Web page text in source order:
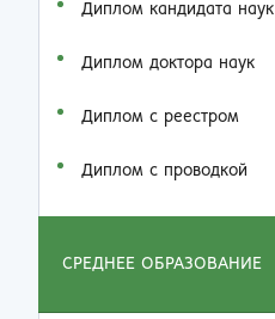
Диплом кандидата наук
Диплом доктора наук
Диплом с реестром
Диплом с проводкой
СРЕДНЕЕ ОБРАЗОВАНИЕ